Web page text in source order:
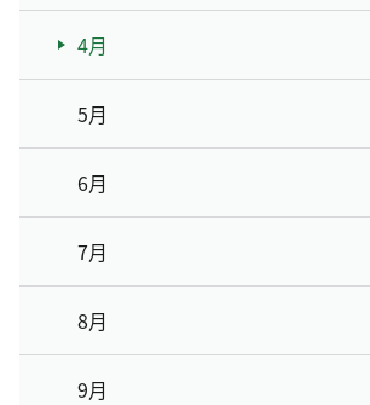
4月
5月
6月
7月
8月
9月